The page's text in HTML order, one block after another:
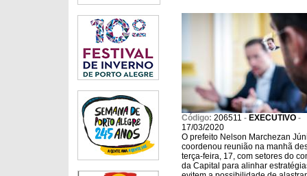
Código: 206511 - EXECUTIVO -
17/03/2020
O prefeito Nelson Marchezan
coordenou reunião na manhã
terça-feira, 17, com setores do
da Capital para alinhar